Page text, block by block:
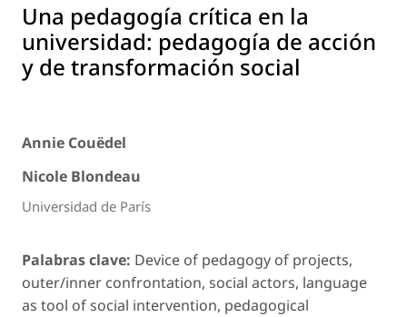
Una pedagogía crítica en la
universidad: pedagogía de acción
y de transformación social
Annie Couëdel
Nicole Blondeau
Universidad de París
Palabras clave: Device of pedagogy of projects,
outer/inner confrontation, social actors, language
as tool of social intervention, pedagogical